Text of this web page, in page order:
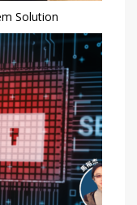
Solution